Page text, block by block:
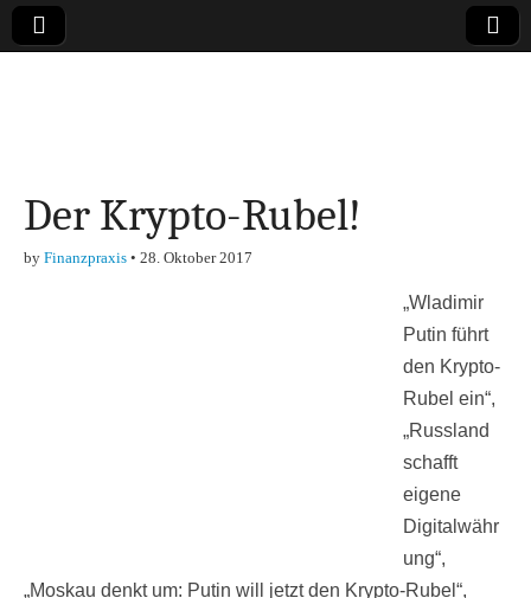
Finanzen,
Marketing-, Vertrieb-
& Investment-Tipps
Der Krypto-Rubel!
by Finanzpraxis • 28. Oktober 2017
„Wladimir
Putin führt
den Krypto-
Rubel ein“,
„Russland
schafft
eigene
Digitalwähr
ung“,
„Moskau denkt um: Putin will jetzt den Krypto-Rubel“,